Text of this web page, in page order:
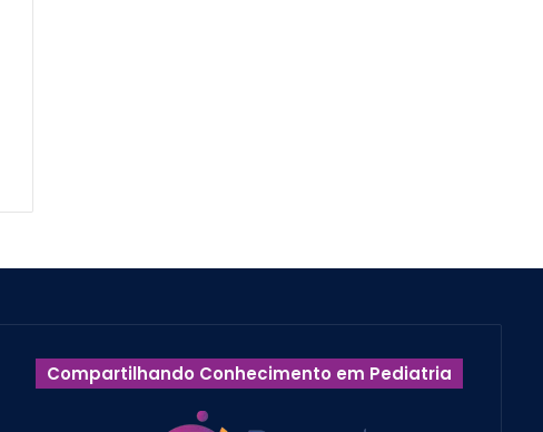
Compartilhando Conhecimento em Pediatria